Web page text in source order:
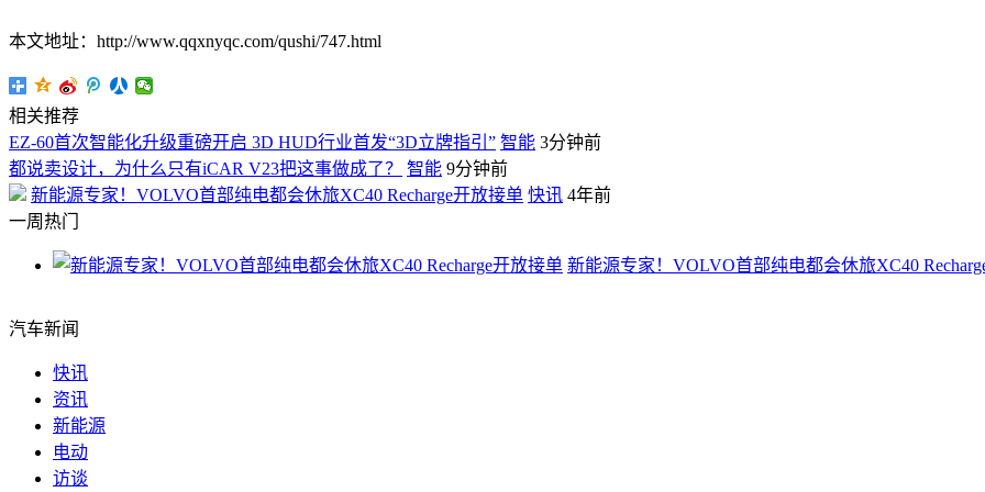
本文地址：http://www.qqxnyqc.com/qushi/747.html
相关推荐
EZ-60首次智能化升级重磅开启 3D HUD行业首发“3D立牌指引” 智能 3分钟前
都说卖设计，为什么只有iCAR V23把这事做成了？
智能 9分钟前
新能源专家！VOLVO首部纯电都会休旅XC40 Recharge开放接单 快讯 4年前
一周热门
新能源专家！VOLVO首部纯电都会休旅XC40
汽车新闻
快讯
资讯
新能源
电动
访谈